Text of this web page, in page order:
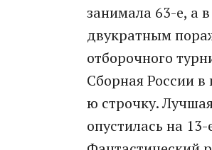
занимала 63-е, а
двукратным
отборочного
Сборная России
ю строчку.
опустилась на